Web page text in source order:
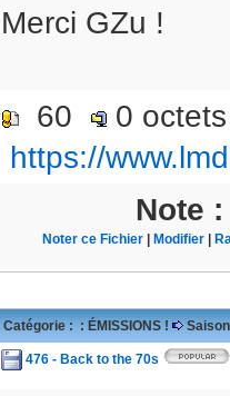
Merci GZu !
60
0
https://
Note
Noter ce Fichier Modifier
Catégorie : : ÉMISSIONS !
476 - Back to the 70s